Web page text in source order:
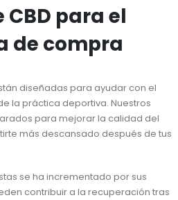
para el
de compra
diseñadas para ayudar con el
la práctica deportiva. Nuestros
para mejorar la calidad del
más descansado después de tus
se ha incrementado por sus
contribuir a la recuperación tras